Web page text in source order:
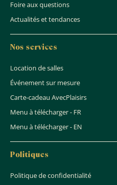
Foire aux questions
Actualités et tendances
Nos services
Location de salles
Événement sur mesure
Carte-cadeau AvecPlaisirs
Menu à télécharger - FR
Menu à télécharger - EN
Politiques
Politique de confidentialité